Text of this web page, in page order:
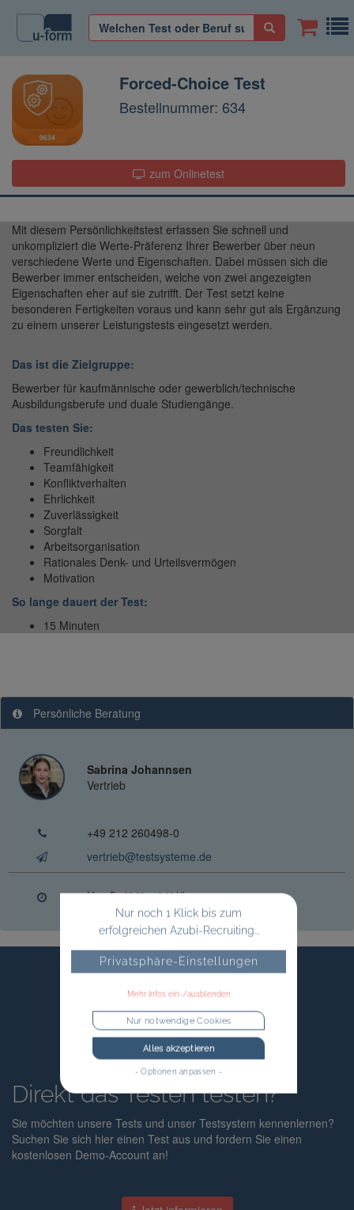
Forced-Choice Test
Bestellnummer: 634
zum Onlinetest
Mit diesem Persönlichkeitstest erfassen Sie schnell und
unkompliziert die Werte-Präferenz Ihrer Bewerber über neun
verschiedene Werte und Eigenschaften. Dabei müssen sich die
Bewerber immer entscheiden, welche von zwei angezeigten
Eigenschaften eher auf sie zutrifft. Der Test setzt keine
besonderen Fertigkeiten voraus und kann sehr gut als Ergänzung
zu einem unserer Leistungstests eingesetzt werden.
Das ist die Zielgruppe:
​​​​​​​Bewerber für kaufmännische oder gewerblich/technische
Ausbildungsberufe und duale Studiengänge.
Das testen Sie:
Freundlichkeit
Teamfähigkeit
Konfliktverhalten
Ehrlichkeit
Zuverlässigkeit
Sorgfalt
Arbeitsorganisation
Rationales Denk- und Urteilsvermögen
Motivation
So lange dauert der Test:
15 Minuten
Persönliche Beratung
Sabrina Johannsen
Vertrieb
+49 212 260498-0
vertrieb@testsysteme.de
Mo. - Do.08:00 - 16:30 Uhr
08:00 - 14:00 Uhr
Direkt das Testen testen?
Sie möchten unsere Tests und unser Testsystem kennenlernen?
Suchen Sie sich hier einen Test aus und fordern Sie einen
kostenlosen Demo-Account an!
Nur noch 1 Klick bis zum
erfolgreichen Azubi-Recruiting...
Privatsphäre-Einstellungen
Mehr Infos ein-/ausblenden
Nur notwendige Cookies
Alles akzeptieren
- Optionen anpassen -